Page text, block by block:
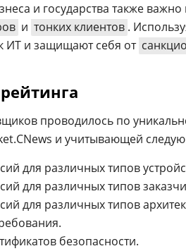
и государства также
и тонких клиентов .
ИТ и защищают себя от
проводилось по
и учитывающей
для различных типов
для различных типов
для различных типов
безопасности.